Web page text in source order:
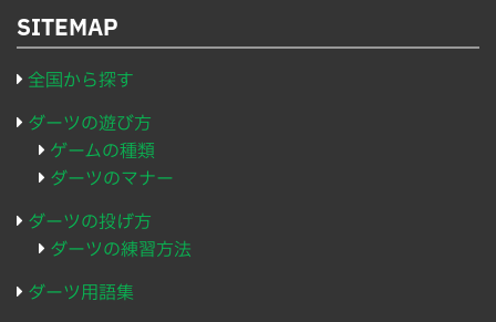
SITEMAP
全国から探す
ダーツの遊び方
ゲームの種類
ダーツのマナー
ダーツの投げ方
ダーツの練習方法
ダーツ用語集